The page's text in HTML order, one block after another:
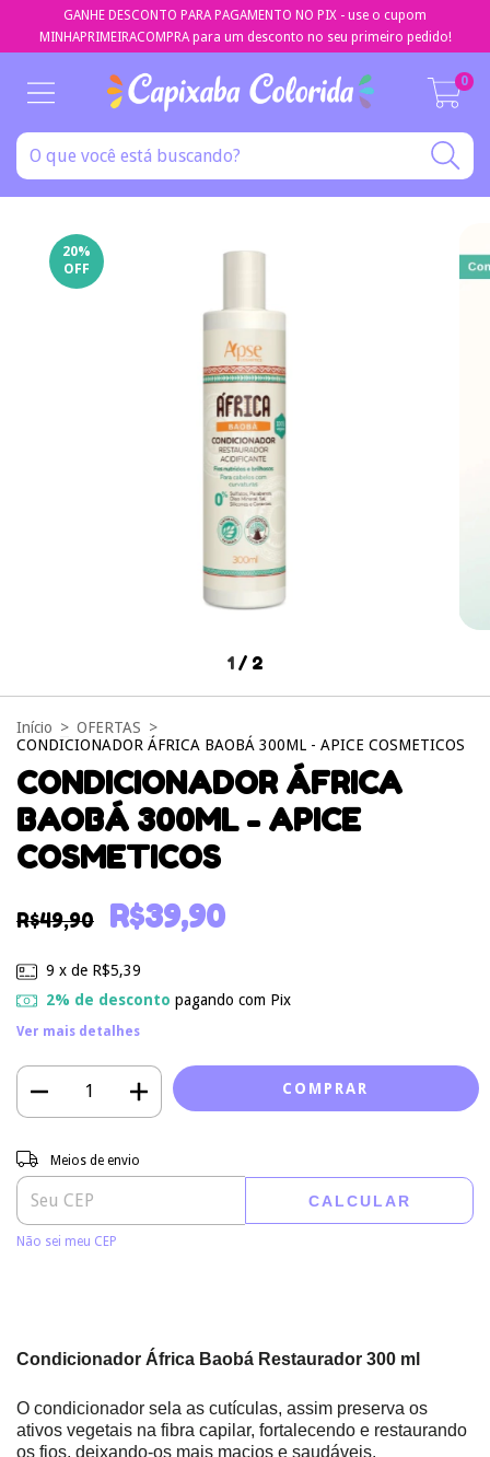
GANHE DESCONTO PARA PAGAMENTO NO PIX - use o cupom
MINHAPRIMEIRACOMPRA para um desconto no seu primeiro pedido!
0
20%
OFF
1 / 2
Início > OFERTAS >
CONDICIONADOR ÁFRICA BAOBÁ 300ML - APICE COSMETICOS
CONDICIONADOR ÁFRICA
BAOBÁ 300ML - APICE
COSMETICOS
R$49,90 R$39,90
9 x de R$5,39
2% de desconto pagando com Pix
Ver mais detalhes
Entregas para o CEP:
Meios de envio
CALCULAR
Não sei meu CEP
Condicionador África Baobá Restaurador 300 ml
O condicionador sela as cutículas, assim preserva os
ativos vegetais na fibra capilar, fortalecendo e restaurando
os fios, deixando-os mais macios e saudáveis.